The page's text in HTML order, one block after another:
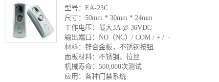
型号：EA-23C
尺寸：50mm * 30mm * 24mm
工作电压：最大3A @ 36VDC
输出端口：NO（NC）/ COM / + / -
材料：锌合金板，不锈钢按钮
面板材料：不锈钢，拉丝
机械寿命：500,000次测试
应用：各种门禁系统